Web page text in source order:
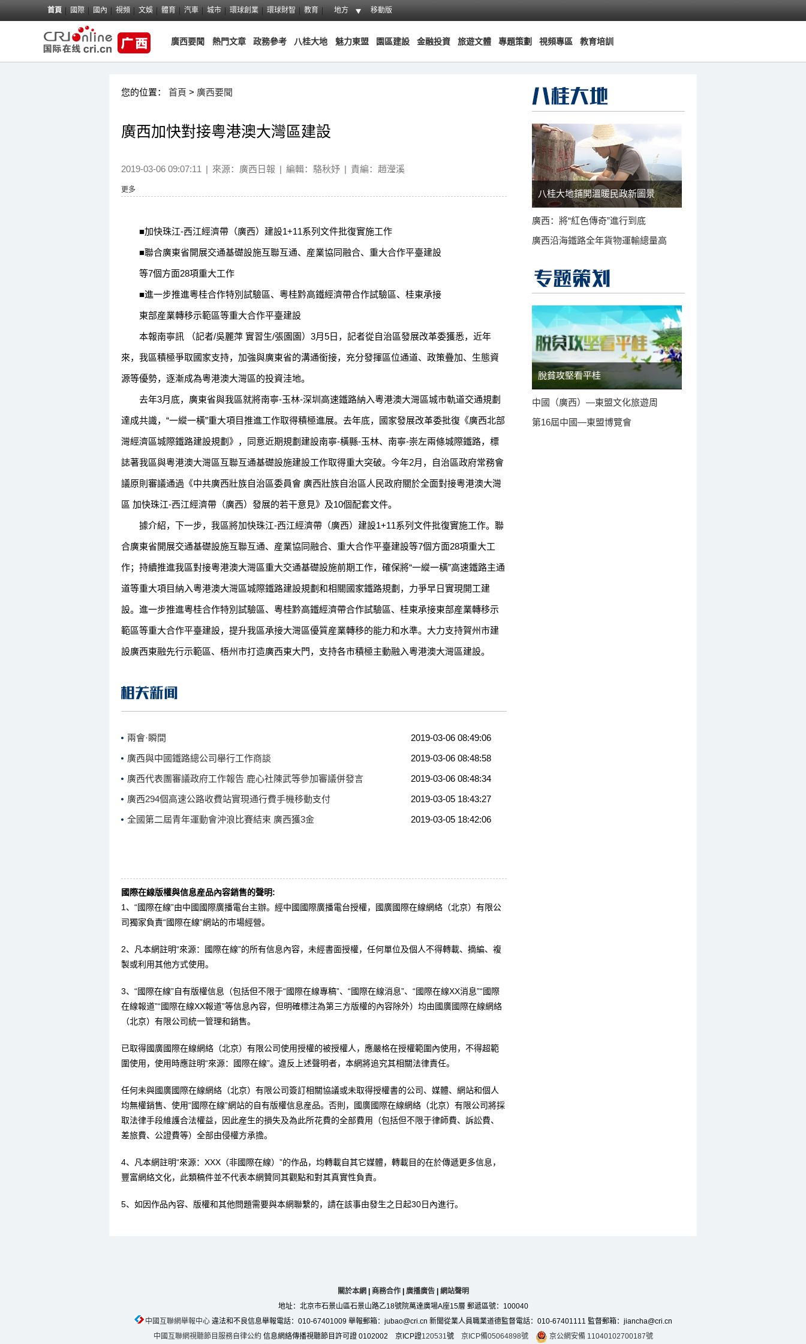
首頁 國際 國內 視頻 文娛 體育 汽車 城市 環球創業 環球財智 教育 地方 移動版
廣西要聞 熱門文章 政務參考 八桂大地 魅力東盟 園區建設 金融投資 旅遊文體 專題策劃 視頻專區 教育培訓
您的位置： 首頁 > 廣西要聞
廣西加快對接粵港澳大灣區建設
2019-03-06 09:07:11 | 來源： 廣西日報 | 編輯：駱秋妤 | 責編：趙瀅溪
更多
■加快珠江-西江經濟帶（廣西）建設1+11系列文件批復實施工作
■聯合廣東省開展交通基礎設施互聯互通、産業協同融合、重大合作平臺建設
等7個方面28項重大工作
■進一步推進粵桂合作特別試驗區、粵桂黔高鐵經濟帶合作試驗區、桂東承接
東部産業轉移示範區等重大合作平臺建設
本報南寧訊 （記者/吳麗萍 實習生/張園園）3月5日，記者從自治區發展改革委獲悉，近年
來，我區積極爭取國家支持，加強與廣東省的溝通銜接，充分發揮區位通道、政策疊加、生態資
源等優勢，逐漸成為粵港澳大灣區的投資洼地。
去年3月底，廣東省與我區就將南寧-玉林-深圳高速鐵路納入粵港澳大灣區城市軌道交通規劃
達成共識，“一縱一橫”重大項目推進工作取得積極進展。去年底，國家發展改革委批復《廣西北部
灣經濟區城際鐵路建設規劃》，同意近期規劃建設南寧-橫縣-玉林、南寧-崇左兩條城際鐵路，標
誌著我區與粵港澳大灣區互聯互通基礎設施建設工作取得重大突破。今年2月，自治區政府常務會
議原則審議通過《中共廣西壯族自治區委員會 廣西壯族自治區人民政府關於全面對接粵港澳大灣
區 加快珠江-西江經濟帶（廣西）發展的若干意見》及10個配套文件。
據介紹，下一步，我區將加快珠江-西江經濟帶（廣西）建設1+11系列文件批復實施工作。聯
合廣東省開展交通基礎設施互聯互通、産業協同融合、重大合作平臺建設等7個方面28項重大工
作；持續推進我區對接粵港澳大灣區重大交通基礎設施前期工作，確保將“一縱一橫”高速鐵路主通
道等重大項目納入粵港澳大灣區城際鐵路建設規劃和相關國家鐵路規劃，力爭早日實現開工建
設。進一步推進粵桂合作特別試驗區、粵桂黔高鐵經濟帶合作試驗區、桂東承接東部産業轉移示
範區等重大合作平臺建設，提升我區承接大灣區優質産業轉移的能力和水準。大力支持賀州市建
設廣西東融先行示範區、梧州市打造廣西東大門，支持各市積極主動融入粵港澳大灣區建設。
2019-03-06 08:49:06
兩會·瞬間
2019-03-06 08:48:58
廣西與中國鐵路總公司舉行工作商談
2019-03-06 08:48:34
廣西代表團審議政府工作報告 鹿心社陳武等參加審議併發言
2019-03-05 18:43:27
廣西294個高速公路收費站實現通行費手機移動支付
2019-03-05 18:42:06
全國第二屆青年運動會沖浪比賽結束 廣西獲3金
國際在線版權與信息産品內容銷售的聲明:
1、“國際在線”由中國國際廣播電台主辦。經中國國際廣播電台授權，國廣國際在線網絡（北京）有限公
司獨家負責“國際在線”網站的市場經營。
2、凡本網註明“來源：國際在線”的所有信息內容，未經書面授權，任何單位及個人不得轉載、摘編、複
製或利用其他方式使用。
3、“國際在線”自有版權信息（包括但不限于“國際在線專稿”、“國際在線消息”、“國際在線XX消息”“國際
在線報道”“國際在線XX報道”等信息內容，但明確標注為第三方版權的內容除外）均由國廣國際在線網絡
（北京）有限公司統一管理和銷售。
已取得國廣國際在線網絡（北京）有限公司使用授權的被授權人，應嚴格在授權範圍內使用，不得超範
圍使用，使用時應註明“來源：國際在線”。違反上述聲明者，本網將追究其相關法律責任。
任何未與國廣國際在線網絡（北京）有限公司簽訂相關協議或未取得授權書的公司、媒體、網站和個人
均無權銷售、使用“國際在線”網站的自有版權信息産品。否則，國廣國際在線網絡（北京）有限公司將採
取法律手段維護合法權益，因此産生的損失及為此所花費的全部費用（包括但不限于律師費、訴訟費、
差旅費、公證費等）全部由侵權方承擔。
4、凡本網註明“來源：XXX（非國際在線）”的作品，均轉載自其它媒體，轉載目的在於傳遞更多信息，
豐富網絡文化，此類稿件並不代表本網贊同其觀點和對其真實性負責。
5、如因作品內容、版權和其他問題需要與本網聯繫的，請在該事由發生之日起30日內進行。
八桂大地鋪開溫暖民政新圖景
廣西：將“紅色傳奇”進行到底
廣西沿海鐵路全年貨物運輸總量高
脫貧攻堅看平桂
中國（廣西）—東盟文化旅遊周
第16屆中國—東盟博覽會
關於本網 商務合作| 廣播廣告| 網站聲明
地址：北京市石景山區石景山路乙18號院萬達廣場A座15層 郵遞區號：100040
中國互聯網舉報中心違法和不良信息舉報電話：010-67401009 舉報郵箱：jubao@cri.cn 新聞從業人員職業道德監督電話：010-67401111 監督郵箱：jiancha@cri.cn
中國互聯網視聽節目服務自律公約 信息網絡傳播視聽節目許可證 0102002 京ICP證120531號 京ICP備05064898號 京公網安備 11040102700187號